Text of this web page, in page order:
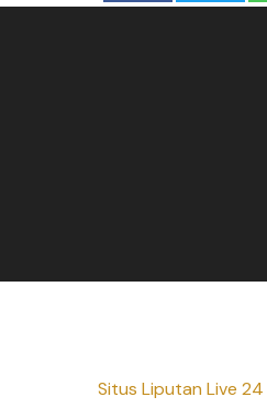
Situs Liputan Live